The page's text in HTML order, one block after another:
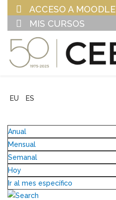
ACCESO A MOODLE
MIS CURSOS
EU ES
Anual
Mensual
Semanal
Hoy
Ir al mes específico